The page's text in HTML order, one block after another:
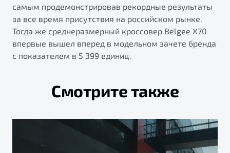
самым продемонстрировав рекордные результаты
за все время присутствия на российском рынке.
Тогда же среднеразмерный кроссовер Belgee Х70
впервые вышел вперед в модельном зачете бренда
с показателем в 5 399 единиц.
Смотрите также